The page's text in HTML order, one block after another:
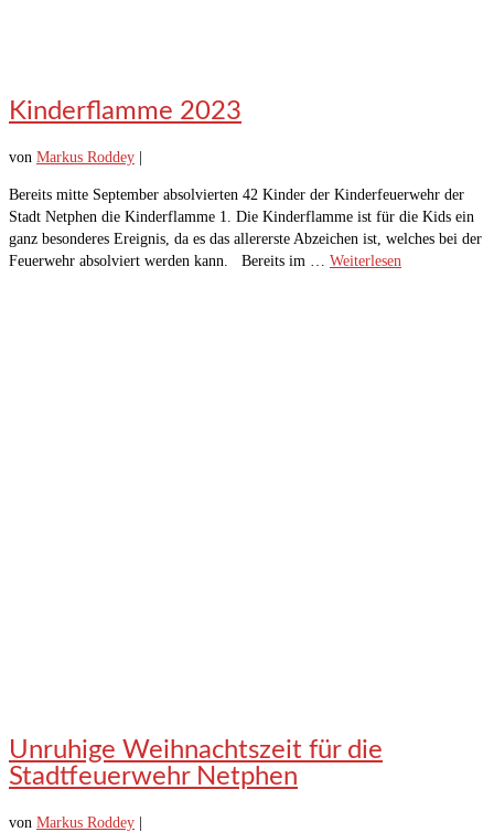
Kinderflamme 2023
von Markus Roddey
Bereits mitte September absolvierten 42 Kinder der Kinderfeuerwehr der
Stadt Netphen die Kinderflamme 1. Die Kinderflamme ist für die Kids ein
ganz besonderes Ereignis, da es das allererste Abzeichen ist, welches bei der
Feuerwehr absolviert werden kann. Bereits im … Weiterlesen
Unruhige Weihnachtszeit für die
Stadtfeuerwehr Netphen
von Markus Roddey